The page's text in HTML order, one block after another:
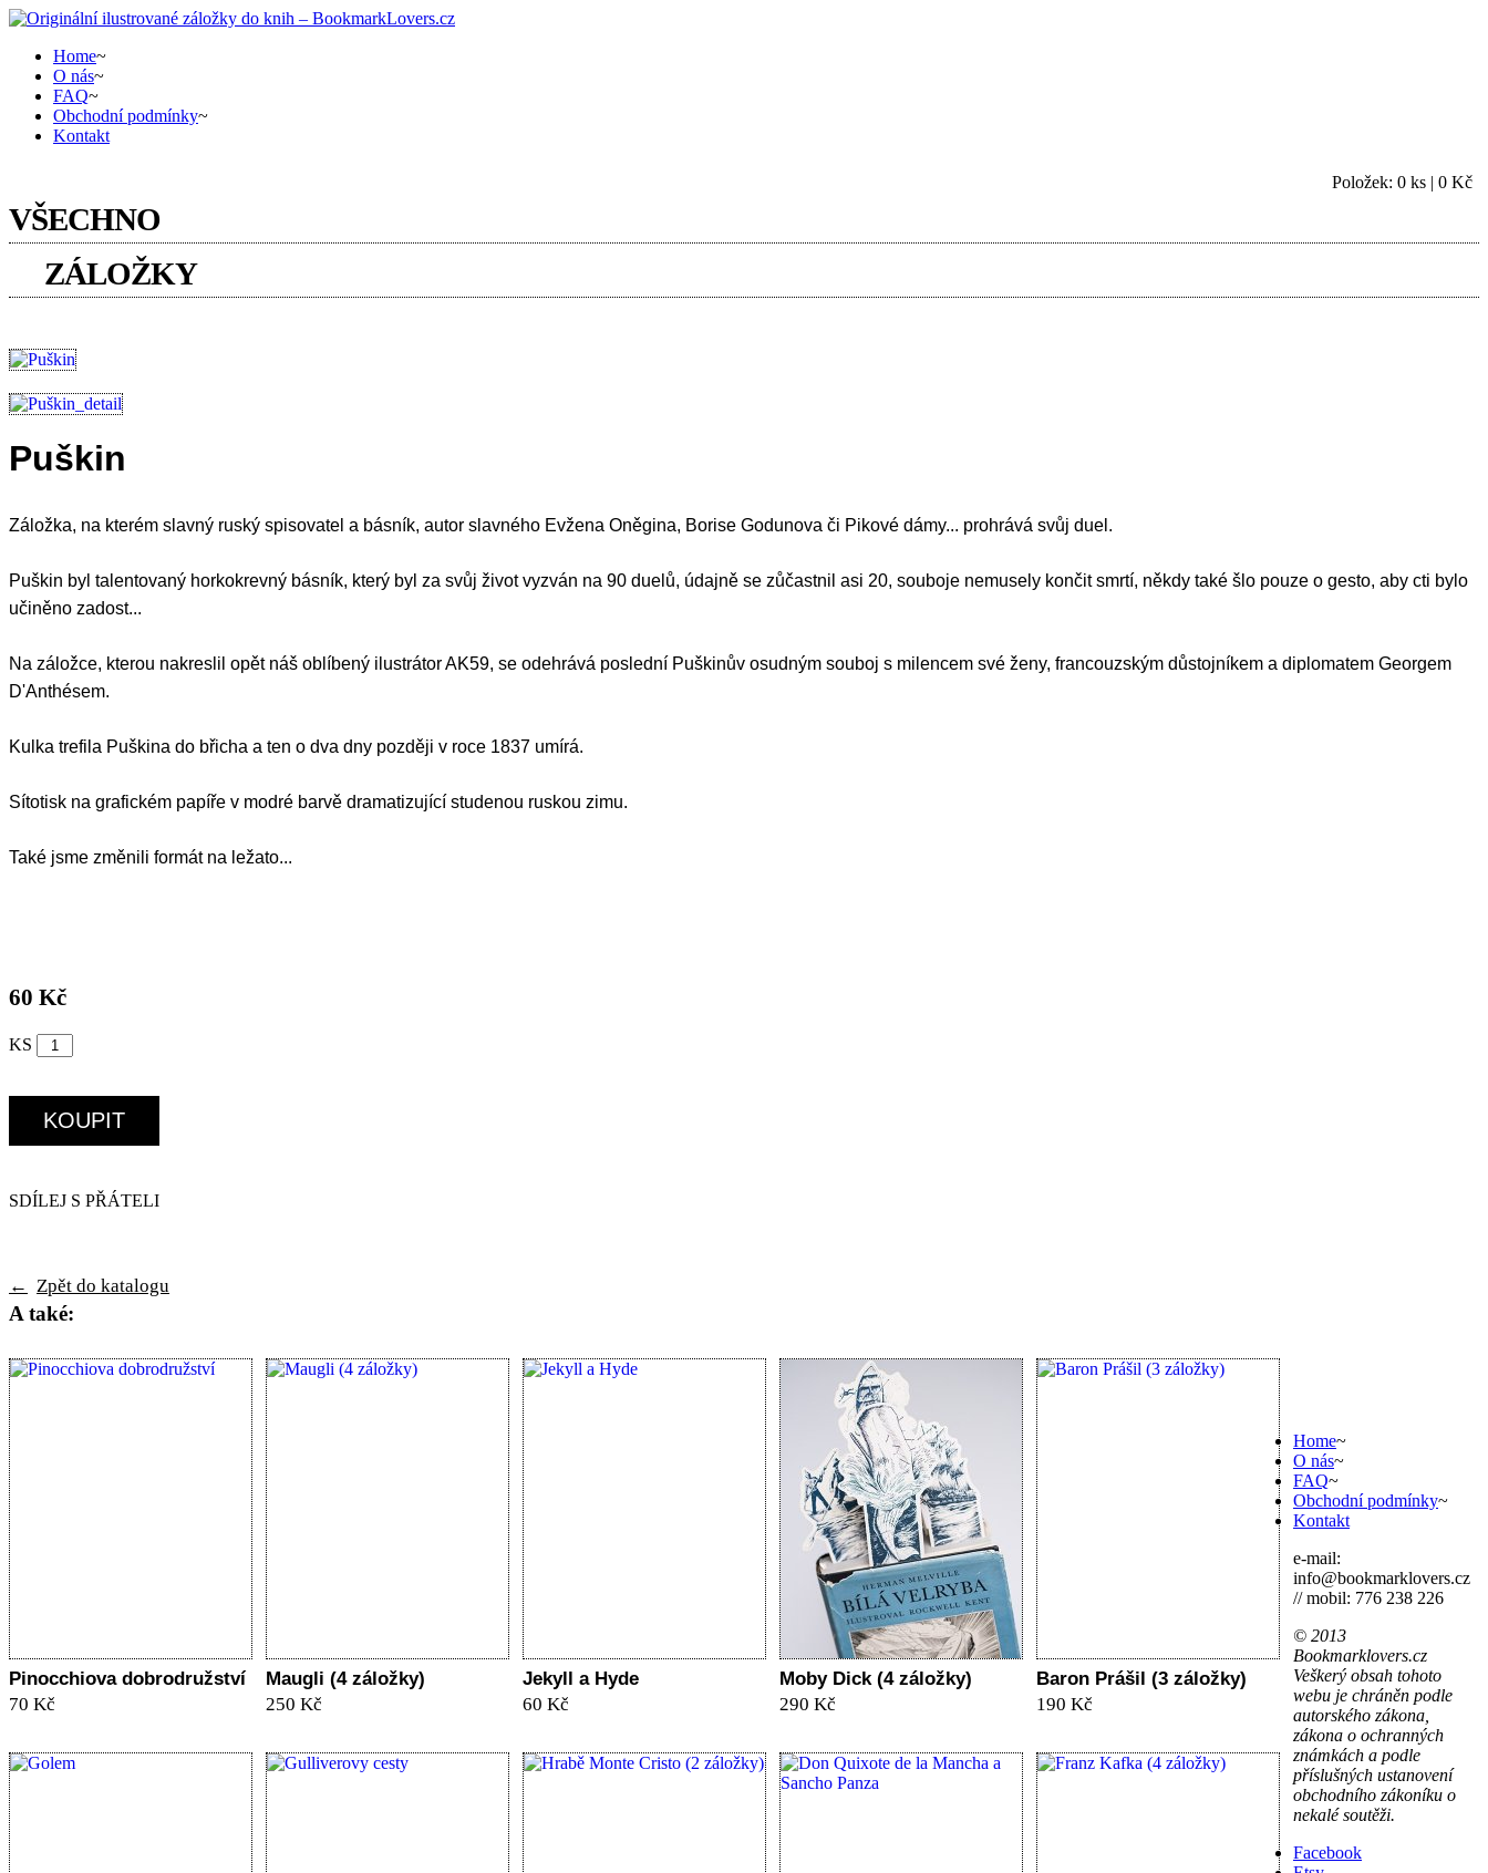
Home~
O nás~
FAQ~
Obchodní podmínky~
Kontakt
Položek: 0 ks | 0 Kč
VŠECHNO
ZÁLOŽKY
Puškin
Záložka, na kterém slavný ruský spisovatel a básník, autor slavného Evžena Oněgina, Borise Godunova či Pikové dámy... prohrává svůj duel.
Puškin byl talentovaný horkokrevný básník, který byl za svůj život vyzván na 90 duelů, údajně se zůčastnil asi 20, souboje nemusely končit smrtí, někdy také šlo pouze o gesto, aby cti bylo
učiněno zadost...
Na záložce, kterou nakreslil opět náš oblíbený ilustrátor AK59, se odehrává poslední Puškinův osudným souboj s milencem své ženy, francouzským důstojníkem a diplomatem Georgem
D'Anthésem.
Kulka trefila Puškina do břicha a ten o dva dny později v roce 1837 umírá.
Sítotisk na grafickém papíře v modré barvě dramatizující studenou ruskou zimu.
Také jsme změnili formát na ležato...
60 Kč
KS
SDÍLEJ S PŘÁTELI
← Zpět do katalogu
A také:
Pinocchiova dobrodružství
70 Kč
Maugli (4 záložky)
250 Kč
Jekyll a Hyde
60 Kč
Moby Dick (4 záložky)
290 Kč
Baron Prášil (3 záložky)
190 Kč
Home~
O nás~
FAQ~
Obchodní podmínky~
Kontakt
e-mail:
info@bookmarklovers.cz
// mobil: 776 238 226
© 2013
Bookmarklovers.cz
Veškerý obsah tohoto
webu je chráněn podle
autorského zákona,
zákona o ochranných
známkách a podle
příslušných ustanovení
obchodního zákoníku o
nekalé soutěži.
Facebook